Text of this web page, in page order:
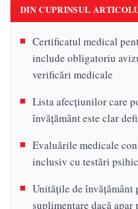
DIN CUPRINSUL
Certificatul medical
include obligatoriu
verificări medicale
Lista afecțiunilor care
învățământ este clar
Evaluările medicale
inclusiv cu testări
Unitățile de învățământ
suplimentare dacă